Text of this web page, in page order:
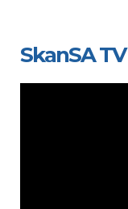
SkanSA TV